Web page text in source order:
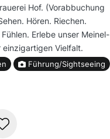
Hof. (Vorabbuchung
Hören. Riechen.
Erlebe unser Meinel-
einzigartigen Vielfalt.
Führung/Sightseeing